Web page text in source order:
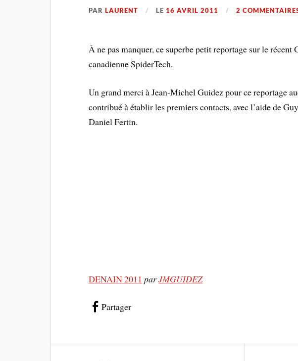
PARLAURENT LE 16 AVRIL 2011 2
À ne pas manquer, ce superbe petit reportage sur le récent
canadienne SpiderTech.
Un grand merci à Jean-Michel Guidez pour ce reportage
contribué à établir les premiers contacts, avec l’aide de
Daniel Fertin.
DENAIN 2011 parJMGUIDEZ
Partager